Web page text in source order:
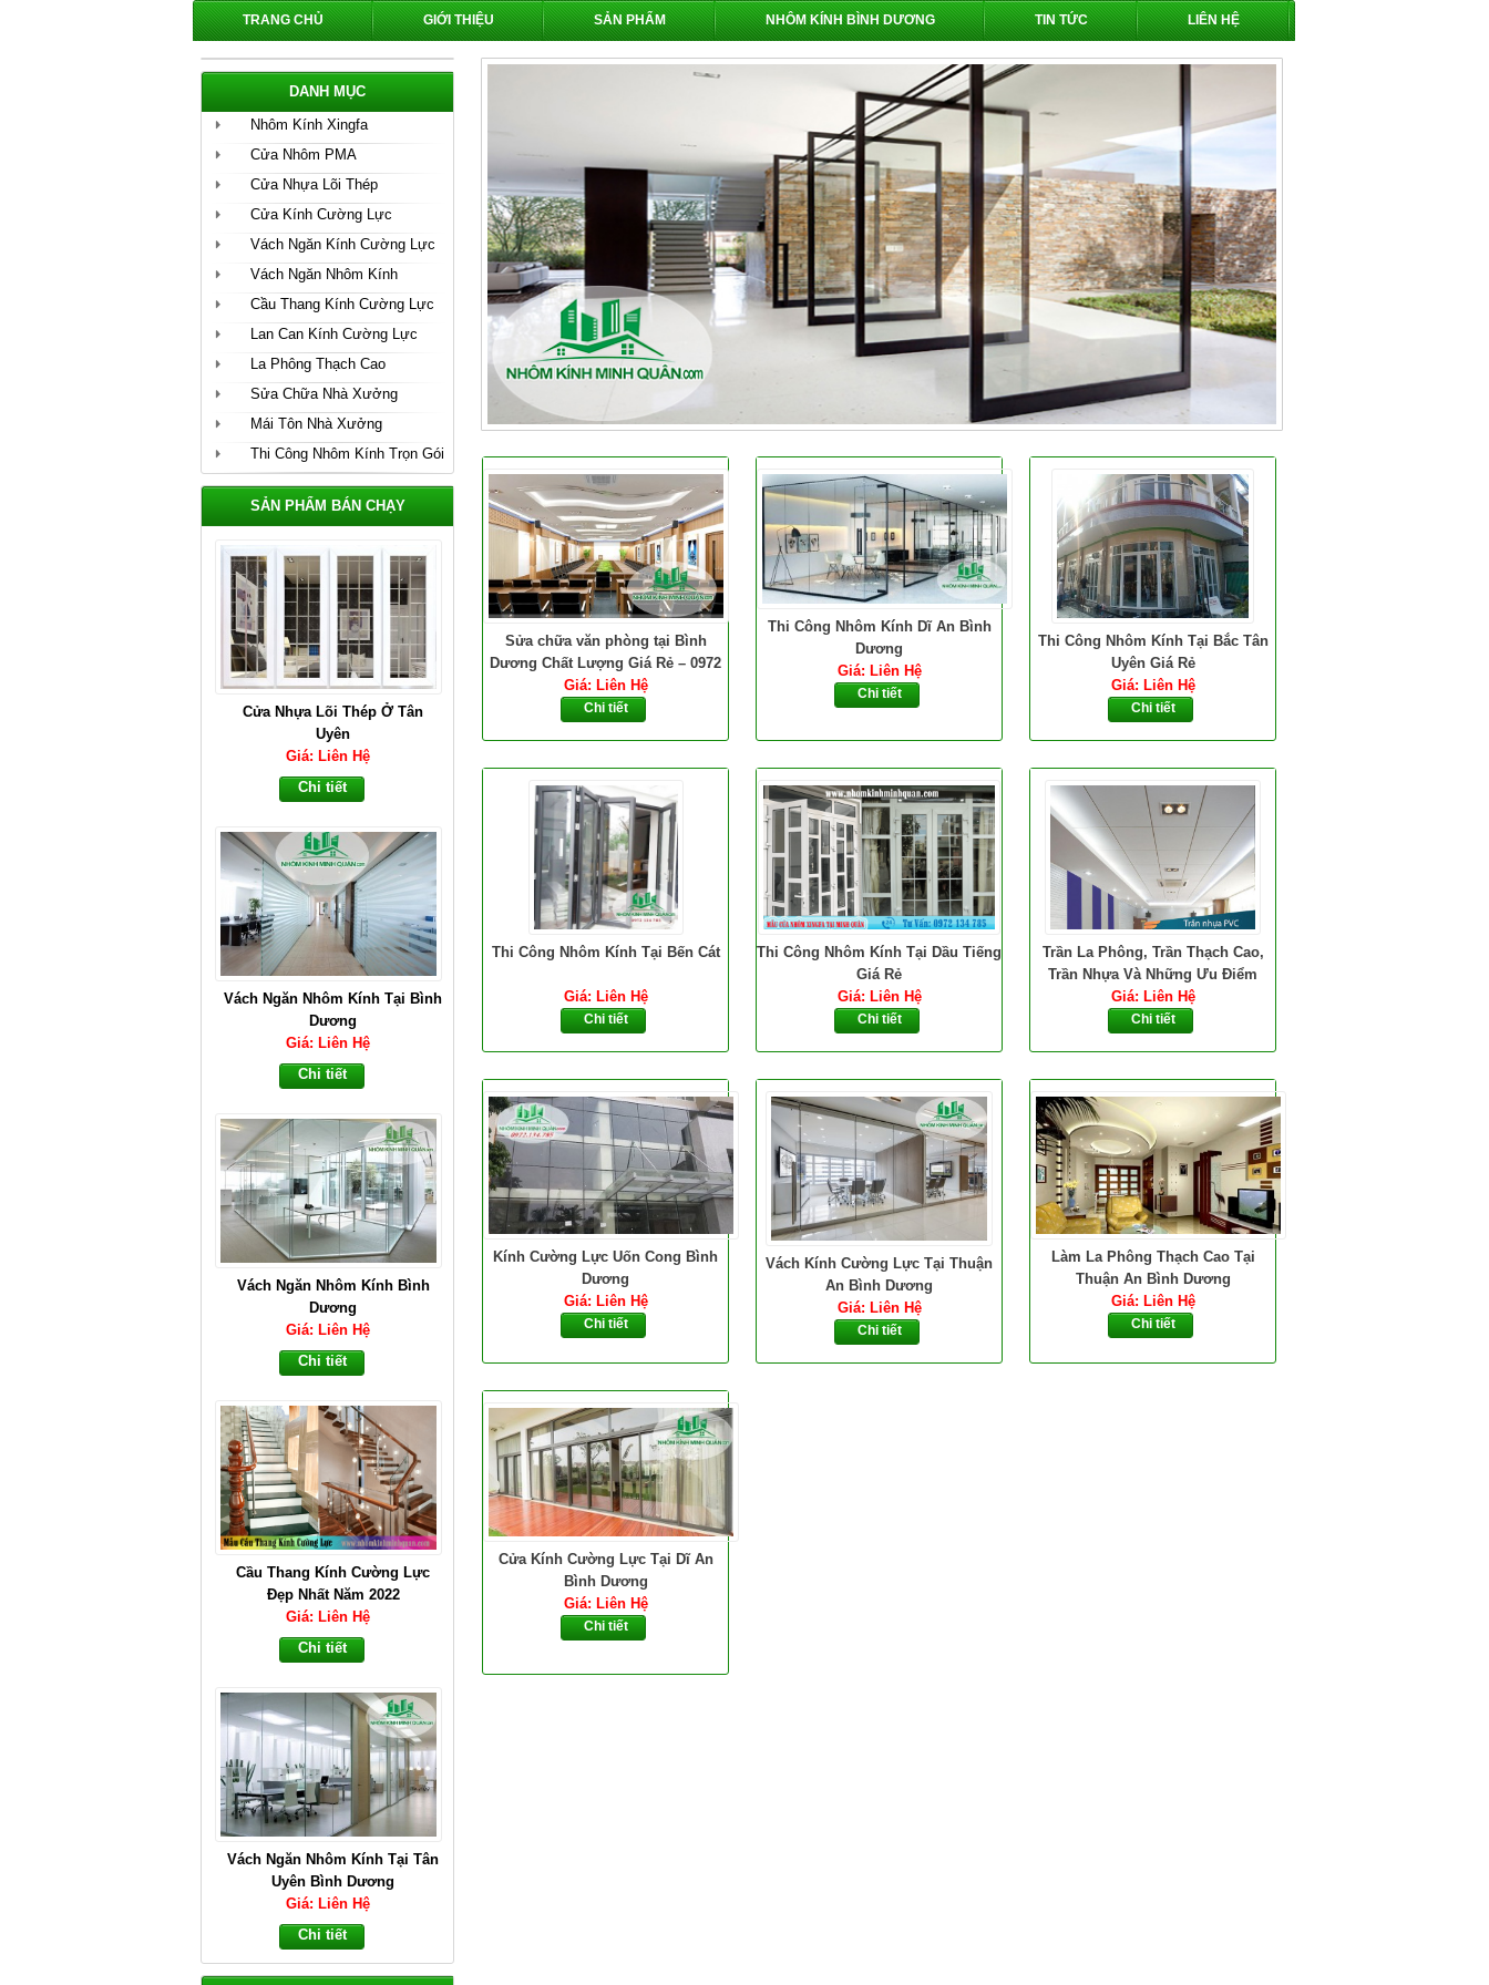
TRANG CHỦ GIỚI THIỆU SẢN PHẨM NHÔM KÍNH BÌNH DƯƠNG TIN TỨC LIÊN HỆ
Sửa chữa văn phòng tại Bình
Dương Chất Lượng Giá Rẻ – 0972
134 785
Giá: Liên Hệ
Chi tiết
Thi Công Nhôm Kính Dĩ An Bình
Dương
Giá: Liên Hệ
Chi tiết
Thi Công Nhôm Kính Tại Bắc Tân
Uyên Giá Rẻ
Giá: Liên Hệ
Chi tiết
Thi Công Nhôm Kính Tại Bến Cát
Giá: Liên Hệ
Chi tiết
Thi Công Nhôm Kính Tại Dầu Tiếng
Giá Rẻ
Giá: Liên Hệ
Chi tiết
Trần La Phông, Trần Thạch Cao,
Trần Nhựa Và Những Ưu Điểm
Giá: Liên Hệ
Chi tiết
Kính Cường Lực Uốn Cong Bình
Dương
Giá: Liên Hệ
Chi tiết
Vách Kính Cường Lực Tại Thuận
An Bình Dương
Giá: Liên Hệ
Chi tiết
Làm La Phông Thạch Cao Tại
Thuận An Bình Dương
Giá: Liên Hệ
Chi tiết
Cửa Kính Cường Lực Tại Dĩ An
Bình Dương
Giá: Liên Hệ
Chi tiết
DANH MỤC
Nhôm Kính Xingfa
Cửa Nhôm PMA
Cửa Nhựa Lõi Thép
Cửa Kính Cường Lực
Vách Ngăn Kính Cường Lực
Vách Ngăn Nhôm Kính
Cầu Thang Kính Cường Lực
Lan Can Kính Cường Lực
La Phông Thạch Cao
Sửa Chữa Nhà Xưởng
Mái Tôn Nhà Xưởng
Thi Công Nhôm Kính Trọn Gói
SẢN PHẨM BÁN CHẠY
Cửa Nhựa Lõi Thép Ở Tân
Uyên
Giá: Liên Hệ
Chi tiết
Vách Ngăn Nhôm Kính Tại Bình
Dương
Giá: Liên Hệ
Chi tiết
Vách Ngăn Nhôm Kính Bình
Dương
Giá: Liên Hệ
Chi tiết
Cầu Thang Kính Cường Lực
Đẹp Nhất Năm 2022
Giá: Liên Hệ
Chi tiết
Vách Ngăn Nhôm Kính Tại Tân
Uyên Bình Dương
Giá: Liên Hệ
Chi tiết